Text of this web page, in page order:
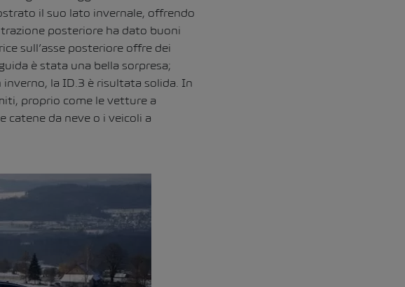
il suo lato invernale, offrendo
posteriore ha dato buoni
sull’asse posteriore offre dei
è stata una bella sorpresa;
la ID.3 è risultata solida. In
proprio come le vetture a
catene da neve o i veicoli a